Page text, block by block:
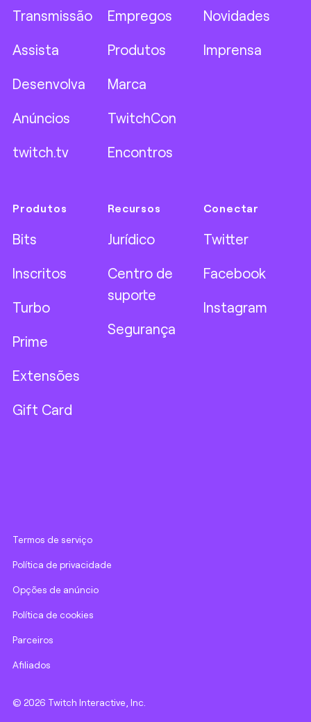
Transmissão
Assista
Desenvolva
Anúncios
twitch.tv
Empregos
Produtos
Marca
TwitchCon
Encontros
Novidades
Imprensa
Produtos
Bits
Inscritos
Turbo
Prime
Extensões
Gift Card
Recursos
Jurídico
Centro de
suporte
Segurança
Conectar
Twitter
Facebook
Instagram
Termos de serviço
Política de privacidade
Opções de anúncio
Política de cookies
Parceiros
Afiliados
© 2026 Twitch Interactive, Inc.